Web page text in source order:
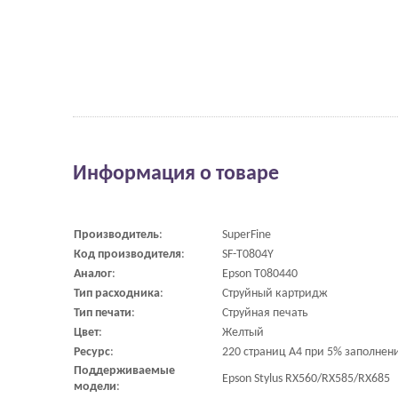
Информация о товаре
Производитель:
SuperFine
Код производителя:
SF-T0804Y
Аналог:
Epson T080440
Тип расходника:
Струйный картридж
Тип печати:
Струйная печать
Цвет:
Желтый
Ресурс:
220 страниц A4 при 5%
Поддерживаемые
модели:
Epson Stylus RX560/RX585/RX685